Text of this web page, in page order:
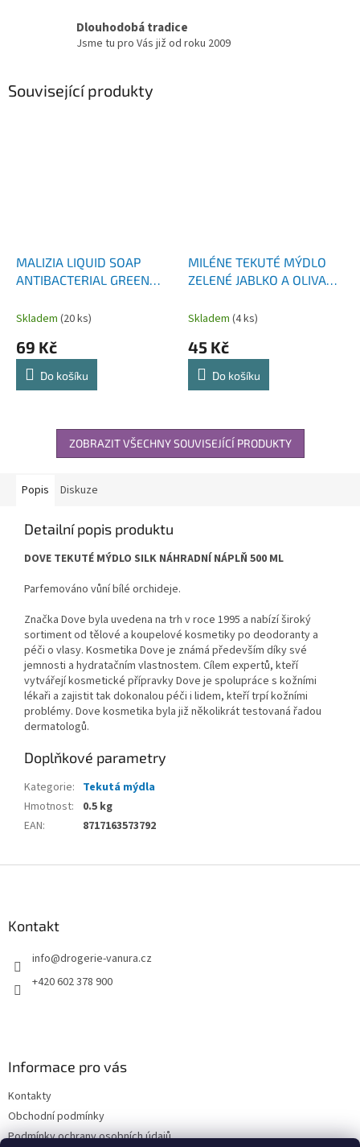
Dlouhodobá tradice
Jsme tu pro Vás již od roku 2009
Související produkty
MALIZIA LIQUID SOAP
ANTIBACTERIAL GREEN
TEKUTÉ MÝDLO 1000 ML
Skladem (20 ks)
69 Kč
Do košíku
MILÉNE TEKUTÉ MÝDLO
ZELENÉ JABLKO A OLIVA
ML
Skladem (4 ks)
45 Kč
Do košíku
ZOBRAZIT VŠECHNY SOUVISEJÍCÍ PRODUKTY
Popis Diskuze
Detailní popis produktu
DOVE TEKUTÉ MÝDLO SILK NÁHRADNÍ NÁPLŇ 500 ML
Parfemováno vůní bílé orchideje.
Značka Dove byla uvedena na trh v roce 1995 a nabízí široký
sortiment od tělové a koupelové kosmetiky po deodoranty a
péči o vlasy. Kosmetika Dove je známá především díky své
jemnosti a hydratačním vlastnostem. Cílem expertů, kteří
vytvářejí kosmetické přípravky Dove je spolupráce s kožními
lékaři a zajistit tak dokonalou péči i lidem, kteří trpí kožními
problémy. Dove kosmetika byla již několikrát testovaná řadou
dermatologů.
Doplňkové parametry
Kategorie: Tekutá mýdla
Hmotnost:
0.5 kg
EAN: 8717163573792
Kontakt
info@drogerie-vanura.cz
+420 602 378 900
Informace pro vás
Kontakty
Obchodní podmínky
Podmínky ochrany osobních údajů